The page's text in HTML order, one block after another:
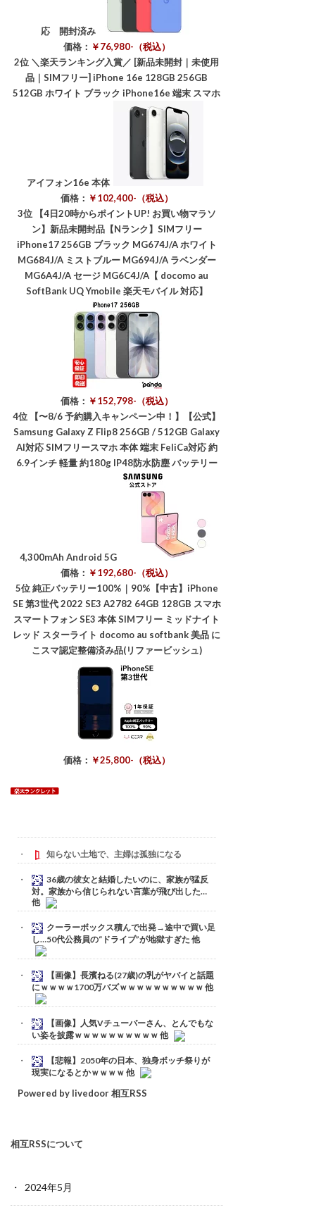
応 開封済み
価格： ￥76,980-（税込）
2位 ＼楽天ランキング入賞／ [新品未開封｜未使用
品｜SIMフリー] iPhone 16e 128GB 256GB
512GB ホワイト ブラック iPhone16e 端末 スマホ
アイフォン16e 本体
価格： ￥102,400-（税込）
3位
【4日20時からポイントUP! お買い物マラソ
ン】新品未開封品【Nランク】SIMフリー
iPhone17 256GB ブラック MG674J/A ホワイト
MG684J/A ミストブルー MG694J/A ラベンダー
MG6A4J/A セージ MG6C4J/A【 docomo au
SoftBank UQ Ymobile 楽天モバイル 対応】
価格： ￥152,798-（税込）
4位
【〜8/6 予約購入キャンペーン中！】【公式】
Samsung Galaxy Z Flip8 256GB / 512GB Galaxy
AI対応 SIMフリースマホ 本体 端末 FeliCa対応 約
6.9インチ 軽量 約180g IP48防水防塵 バッテリー
4,300mAh Android 5G
価格： ￥192,680-（税込）
5位 純正バッテリー100%｜90%【中古】iPhone
SE 第3世代 2022 SE3 A2782 64GB 128GB スマホ
スマートフォン SE3 本体 SIMフリー ミッドナイト
レッド スターライト docomo au softbank 美品 に
こスマ認定整備済み品(リファービッシュ)
価格： ￥25,800-（税込）
知らない土地で、主婦は孤独になる
36歳の彼女と結婚したいのに、家族が猛反
対。家族から信じられない言葉が飛び出した…
他
クーラーボックス積んで出発→途中で買い足
し…50代公務員の“ドライブ”が地獄すぎた 他
【画像】長濱ねる(27歳)の乳がヤバイと話題
にｗｗｗｗ1700万バズｗｗｗｗｗｗｗｗｗｗ 他
【画像】人気Vチューバーさん、とんでもな
い姿を披露ｗｗｗｗｗｗｗｗｗｗ 他
【悲報】2050年の日本、独身ボッチ祭りが
現実になるとかｗｗｗｗ 他
Powered by livedoor 相互RSS
相互RSSについて
2024年5月